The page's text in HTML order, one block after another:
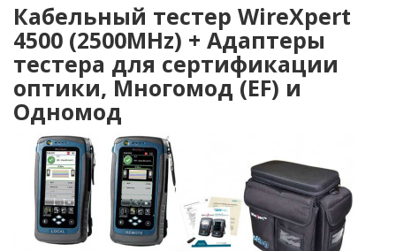
Кабельный тестер WireXpert
4500 (2500MHz) + Адаптеры
тестера для сертификации
оптики, Многомод (EF) и
Одномод